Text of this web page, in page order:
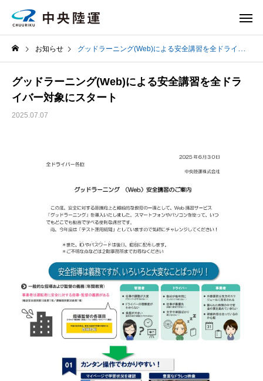
お知らせ グッドラーニング(Web)による安全講習を全ドライバー対象にスタート
グッドラーニング(Web)による安全講習を全ドラ
イバー対象にスタート
2025.07.07